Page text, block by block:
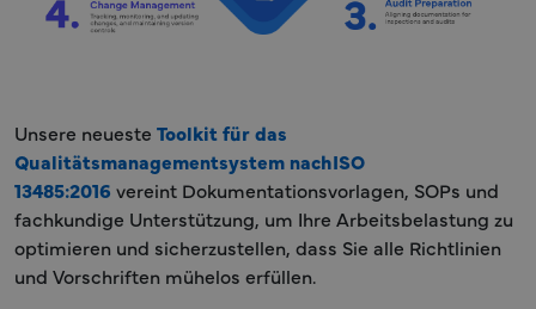
Unsere neueste Toolkit für das
Qualitätsmanagementsystem nachISO
13485:2016 vereint Dokumentationsvorlagen, SOPs und
fachkundige Unterstützung, um Ihre Arbeitsbelastung zu
optimieren und sicherzustellen, dass Sie alle Richtlinien
und Vorschriften mühelos erfüllen.